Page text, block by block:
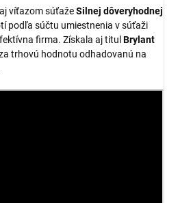
víťazom súťažeSilnej dôveryhodnej
podľa súčtu umiestnenia v súťaži
firma. Získala aj titul Brylant
trhovú hodnotu odhadovanú na